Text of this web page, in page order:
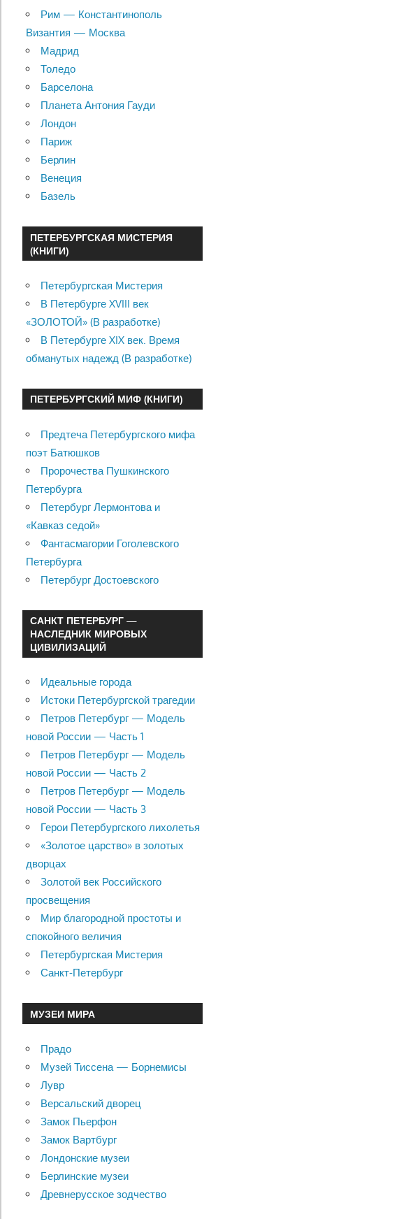
Рим — Константинополь
Византия — Москва
Мадрид
Толедо
Барселона
Планета Антония Гауди
Лондон
Париж
Берлин
Венеция
Базель
ПЕТЕРБУРГСКАЯ МИСТЕРИЯ
(КНИГИ)
Петербургская Мистерия
В Петербурге XVIII век
«ЗОЛОТОЙ» (В разработке)
В Петербурге XIX век. Время
обманутых надежд (В разработке)
ПЕТЕРБУРГСКИЙ МИФ (КНИГИ)
Предтеча Петербургского мифа
поэт Батюшков
Пророчества Пушкинского
Петербурга
Петербург Лермонтова и
«Кавказ седой»
Фантасмагории Гоголевского
Петербурга
Петербург Достоевского
САНКТ ПЕТЕРБУРГ —
НАСЛЕДНИК МИРОВЫХ
ЦИВИЛИЗАЦИЙ
Идеальные города
Истоки Петербургской трагедии
Петров Петербург — Модель
новой России — Часть 1
Петров Петербург — Модель
новой России — Часть 2
Петров Петербург — Модель
новой России — Часть 3
Герои Петербургского лихолетья
«Золотое царство» в золотых
дворцах
Золотой век Российского
просвещения
Мир благородной простоты и
спокойного величия
Петербургская Мистерия
Санкт-Петербург
МУЗЕИ МИРА
Прадо
Музей Тиссена — Борнемисы
Лувр
Версальский дворец
Замок Пьерфон
Замок Вартбург
Лондонские музеи
Берлинские музеи
Древнерусское зодчество